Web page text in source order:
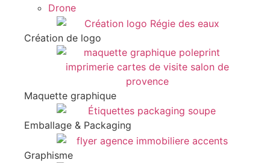
Drone
Création de logo
Maquette graphique
Emballage & Packaging
Graphisme